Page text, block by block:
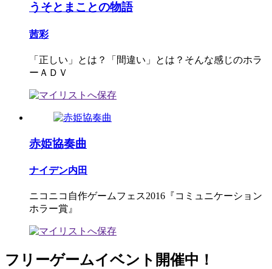
うそとまことの物語
茜彩
「正しい」とは？「間違い」とは？そんな感じのホラ
ーＡＤＶ
赤姫協奏曲
ナイデン内田
ニコニコ自作ゲームフェス2016『コミュニケーション
ホラー賞』
フリーゲームイベント開催中！